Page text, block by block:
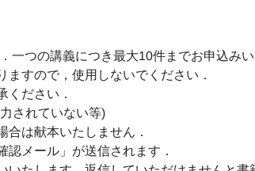
一つの講義につき最大10件までお申込み
すので，使用しないでください．
ださい．
されていない等)
は献本いたしません．
メール」が送信されます．